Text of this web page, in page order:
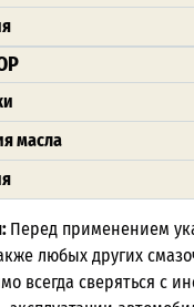
масла
Перед применением
любых других
всегда сверяться с